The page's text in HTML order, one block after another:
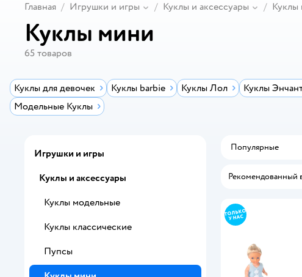
Главная Игрушки и игры Куклы и аксессуары Куклы
Куклы мини
65 товаров
Куклы для девочек Куклы barbie Куклы Лол Куклы
Модельные Куклы
Популярные
Рекомендованный
Игрушки и игры
Куклы и аксессуары
Куклы модельные
Куклы классические
Пупсы